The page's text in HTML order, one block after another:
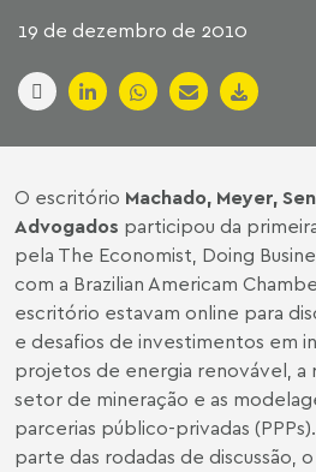
19 de dezembro de 2010
O escritório Machado, Meyer,
Advogados participou da
pela The Economist, Doing
com a Brazilian Americam
escritório estavam online para
e desafios de investimentos em
projetos de energia renovável, a
setor de mineração e as
parcerias público-privadas
parte das rodadas de discussão,